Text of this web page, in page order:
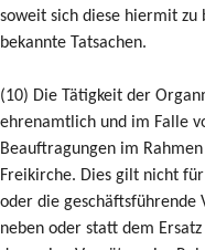
soweit sich diese hiermit zu
bekannte Tatsachen.
(10) Die Tätigkeit der
ehrenamtlich und im Falle
Beauftragungen im
Freikirche. Dies gilt nicht
oder die
neben oder statt dem